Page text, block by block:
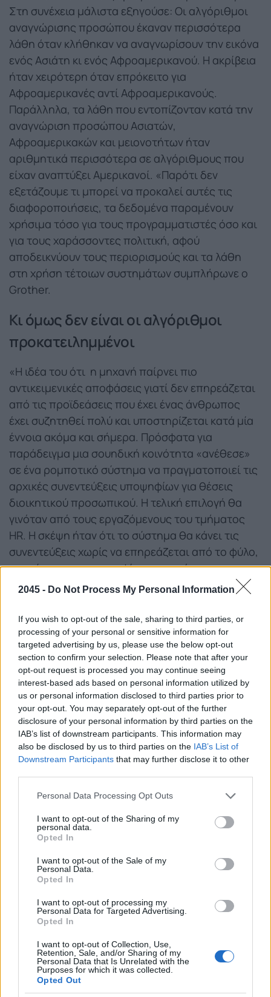
2045 - Do Not Process My Personal Information
If you wish to opt-out of the sale, sharing to third parties, or
processing of your personal or sensitive information for
targeted advertising by us, please use the below opt-out
section to confirm your selection. Please note that after your
opt-out request is processed you may continue seeing
interest-based ads based on personal information utilized by
us or personal information disclosed to third parties prior to
your opt-out. You may separately opt-out of the further
disclosure of your personal information by third parties on the
IAB’s list of downstream participants. This information may
also be disclosed by us to third parties on the IAB’s List of
Downstream Participants that may further disclose it to other
Please note that this website/app uses one or more Google
not limited to your visit or usage behaviour. You may click to
grant or deny consent to Google and its third-party tags to
use your data for below specified purposes in below Google
consent section.
Personal Data Processing Opt Outs
I want to opt-out of the Sharing of my
personal data.
Opted In
I want to opt-out of the Sale of my
Personal Data.
Opted In
I want to opt-out of processing my
Personal Data for Targeted Advertising.
Opted In
I want to opt-out of Collection, Use,
Retention, Sale, and/or Sharing of my
Personal Data that Is Unrelated with the
Purposes for which it was collected.
Opted Out
Στη συνέχεια μάλιστα εξηγούσε: Οι αλγόριθμοι
αναγνώρισης προσώπου έκαναν περισσότερα
λάθη όταν κλήθηκαν να αναγνωρίσουν την εικόνα
ενός Ασιάτη κι ενός Αφροαμερικανού. H ακρίβεια
ήταν χειρότερη όταν επρόκειτο για
Αφροαμερικανές αντί Αφροαμερικανούς.
Παράλληλα, τα λάθη που εντοπίζονταν κατά την
αναγνώριση προσώπου Ασιατών,
Αφροαμερικακών και μειονοτήτων ήταν
αριθμητικά περισσότερα σε αλγόριθμους που
είχαν αναπτύξει Αμερικανοί. «Παρότι δεν
εξετάζουμε τι μπορεί να προκαλεί αυτές τις
διαφοροποιήσεις, τα δεδομένα παραμένουν
χρήσιμα τόσο για τους προγραμματιστές όσο και
για τους χαράσσοντες πολιτική, αφού
αποδεικνύουν τους περιορισμούς και τα λάθη
στη χρήση τέτοιων συστημάτων συμπλήρωνε ο
Grother.
Κι όμως δεν είναι οι αλγόριθμοι
προκατειλημμένοι
«Η ιδέα του ότι η μηχανή παίρνει πιο
αντικειμενικές αποφάσεις γιατί δεν επηρεάζεται
από τις προϊδεάσεις που έχει ένας άνθρωπος
έχει συζητηθεί πολύ και υποστηρίζεται κατά μία
έννοια ακόμα και σήμερα. Πρόσφατα για
παράδειγμα μια σουηδική κοινότητα «ανέθεσε»
σε ένα ρομποτικό σύστημα να πραγματοποιεί τις
αρχικές συνεντεύξεις υποψηφίων για θέσεις
διοικητικού προσωπικού. Η τελική επιλογή θα
γινόταν από τους εργαζόμενους του τμήματος
HR. Η σκέψη ήταν ότι το σύστημα θα κάνει τις
συνεντεύξεις χωρίς να επηρεάζεται από το φύλο,
το ντύσιμο του υποψηφίου, την στάση του
σώματος κ.ά., κάτι που ο άνθρωπος θα μπορούσε
παράδειγμα η επιλογή δεν ενέχει κάποια
προκατάληψη, άρα το μηχάνημα θα είναι πιο
αντικειμενικό» αναφέρει η Λίλιαν Μήτρου,
καθηγήτρια του Πανεπιστημίου Αιγαίου και
πρόεδρος του Ινστιτούτου για το Δίκαιο
Προστασίας της Ιδιωτικότητας, των Προσωπικών
Δεδομένων και την Τεχνολογία.
«Ωστόσο,
το να θεωρούμε ότι ένα μηχάνημα
είναι εξ ορισμού αντικειμενικό είναι λάθος,
εφόσον όλα τα συστήματα που επεξεργάζονται
ένα σετ δεδομένων έχουν έναν τρόπο